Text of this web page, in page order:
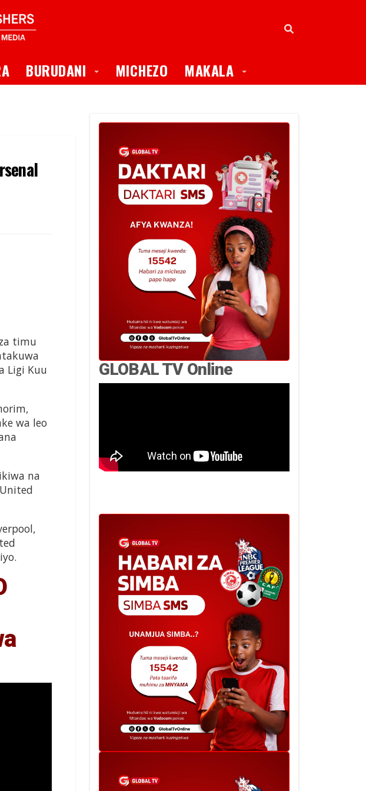
BURUDANI Toggle Dropdown
MICHEZO MAKALA Toggle Dropdown
timu
Ligi Kuu
wa leo
na
GLOBAL TV Online